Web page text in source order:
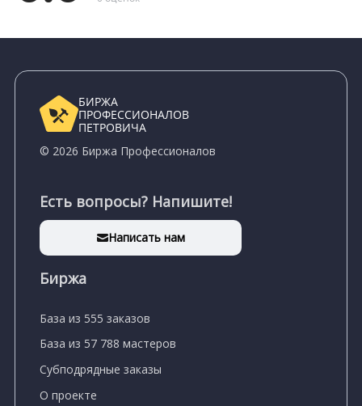
БИРЖА
ПРОФЕССИОНАЛОВ
ПЕТРОВИЧА
© 2026 Биржа Профессионалов
Есть вопросы? Напишите!
Написать нам
Биржа
База из 555 заказов
База из 57 788 мастеров
Субподрядные заказы
О проекте